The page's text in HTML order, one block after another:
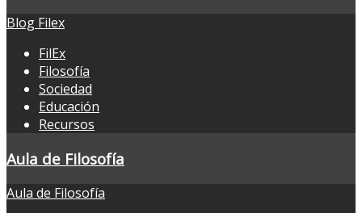
Blog Filex
FilEx
Filosofía
Sociedad
Educación
Recursos
Aula de Filosofía
Aula de Filosofía